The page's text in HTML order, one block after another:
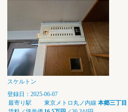
スケルトン
登録日：2025-06-07
最寄り駅
東京メトロ丸ノ内線 本郷三丁目